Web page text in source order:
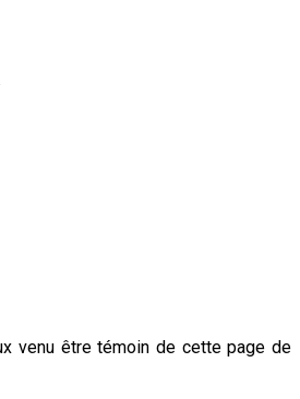
venu être témoin de cette page de